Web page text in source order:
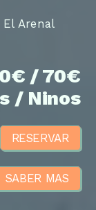
Arenal
/ 70€
/ Ninos
RESERVAR
SABER MAS